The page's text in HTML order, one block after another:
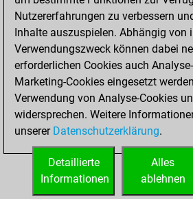
Bauer setzt Matt
Erstickte Matts
Unterverwandlungen
Türme auf der siebten
STARTSEITE
Nutzererfahrungen zu verbessern
Inhalte auszuspielen. Abhängig von
Verwendungszweck können dabei
erforderlichen Cookies auch
Marketing-Cookies eingesetzt
Verwendung von Analyse-Cookies
widersprechen. Weitere
unserer Datenschutzerklärung.
Alles
ablehnen
Detaillierte
Informationen